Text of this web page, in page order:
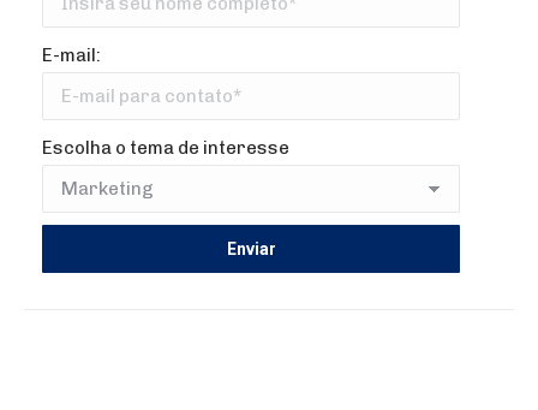
E-mail:
Escolha o tema de interesse